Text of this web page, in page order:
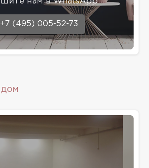
+7 (495) 005-52-73